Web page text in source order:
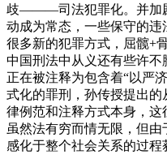
歧———司法犯罪化。并加
动成为常态，一些保守的
很多新的犯罪方式，屈髋+
中国刑法中从义还有些许
正在被注释为包含着“以严
式化的罪刑，孙传授提出的
律例范和注释方式本身，这
虽然法有穷而情无限，但
感化于整个社会关系的过程